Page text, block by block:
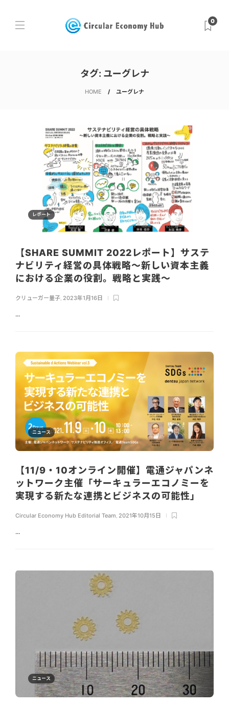
0
タグ: ユーグレナ
HOME ユーグレナ
レポート
【SHARE SUMMIT 2022レポート】サステ
ナビリティ経営の具体戦略〜新しい資本主義
における企業の役割。戦略と実践〜
クリューガー量子 2023年1月16日
...
ニュース
【11/9・10オンライン開催】電通ジャパンネ
ットワーク主催「サーキュラーエコノミーを
実現する新たな連携とビジネスの可能性」
Circular Economy Hub Editorial Team, 2021年10月15日
...
ニュース